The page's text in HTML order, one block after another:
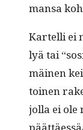
mansa
Kartel­li ei
lyä tai
mäi­nen
toinen
jol­la ei ole